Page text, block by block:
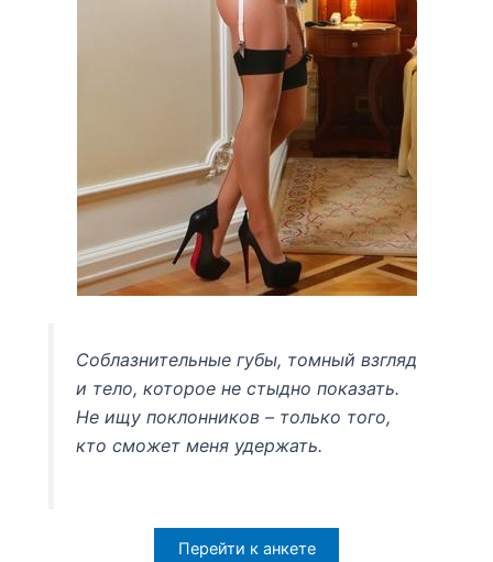
Соблазнительные губы, томный взгляд
и тело, которое не стыдно показать.
Не ищу поклонников – только того,
кто сможет меня удержать.
Перейти к анкете